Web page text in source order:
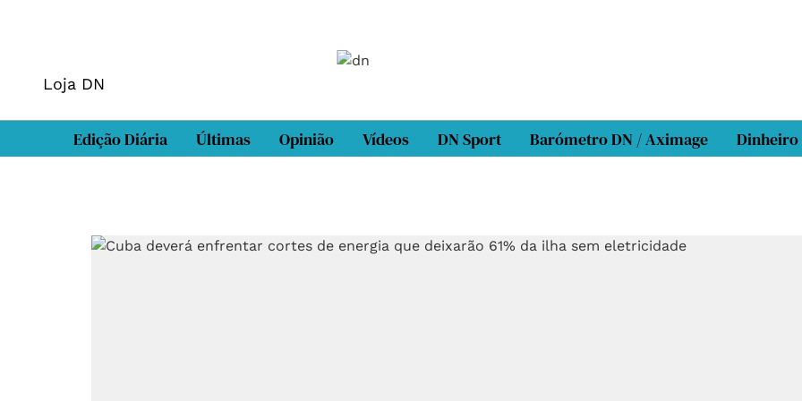
Loja DN
Edição Diária Últimas Opinião Vídeos DN Sport Barómetro DN / Aximage Dinheiro